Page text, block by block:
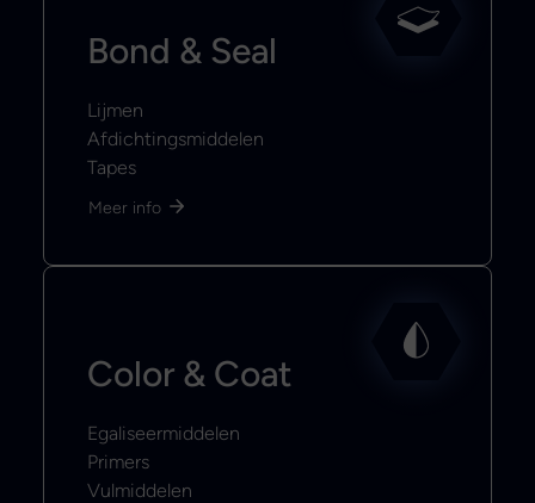
Bond & Seal
Lijmen
Afdichtingsmiddelen
Tapes
Meer info
Color & Coat
Egaliseermiddelen
Primers
Vulmiddelen